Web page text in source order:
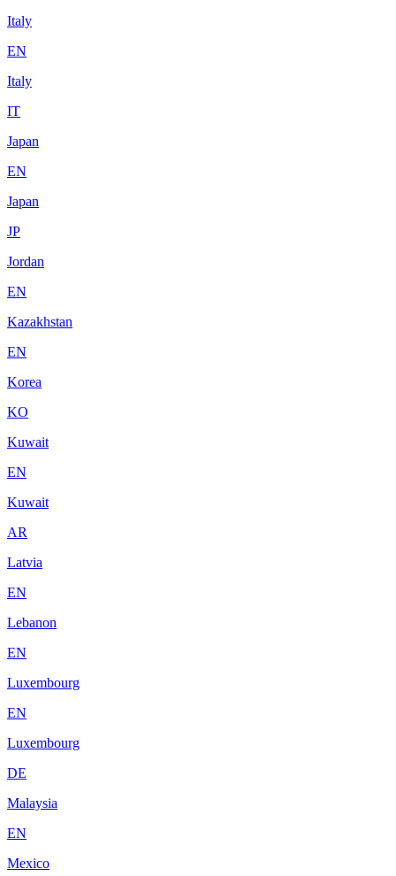
Italy
EN
Italy
IT
Japan
EN
Japan
JP
Jordan
EN
Kazakhstan
EN
Korea
KO
Kuwait
EN
Kuwait
AR
Latvia
EN
Lebanon
EN
Luxembourg
EN
Luxembourg
DE
Malaysia
EN
Mexico